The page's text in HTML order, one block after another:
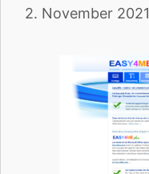
2. November 2021